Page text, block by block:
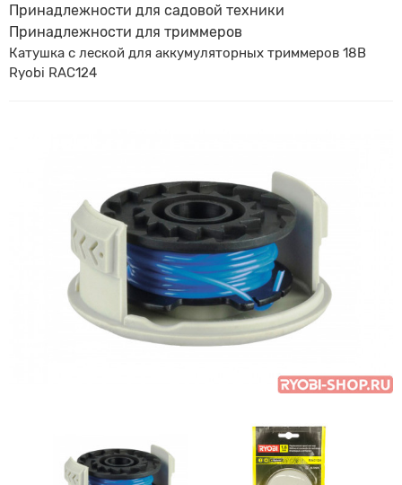
Принадлежности для садовой техники
Принадлежности для триммеров
Катушка с леской для аккумуляторных триммеров 18В
Ryobi RAC124